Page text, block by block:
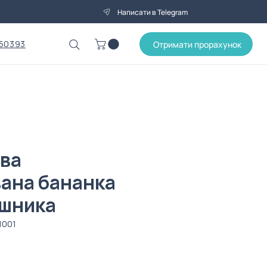
Написати в Telegram
Отримати прорахунок
бананка